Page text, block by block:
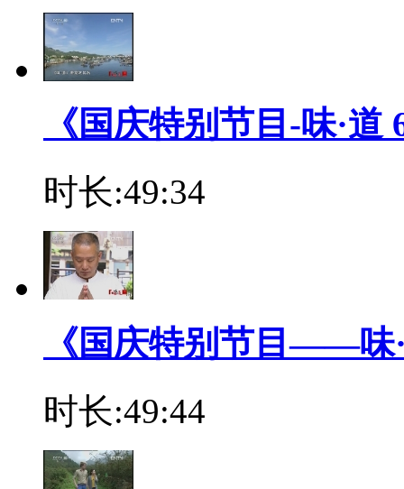
《国庆特别节目-味·道
时长:49:34
《国庆特别节目——味
时长:49:44